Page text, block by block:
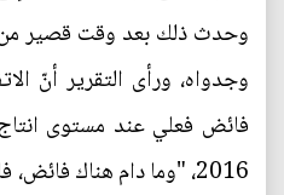
وحدث ذلك بعد وقت قصير من
وجدواه، ورأى التقرير أنّ
فائض فعلي عند مستوى
2016، "وما دام هناك